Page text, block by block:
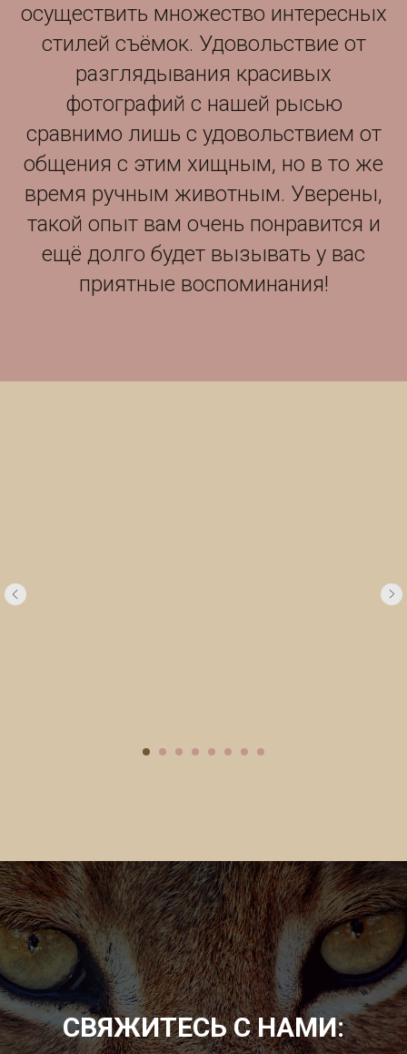
осуществить множество интересных
стилей съёмок. Удовольствие от
разглядывания красивых
фотографий с нашей рысью
сравнимо лишь с удовольствием от
общения с этим хищным, но в то же
время ручным животным. Уверены,
такой опыт вам очень понравится и
ещё долго будет вызывать у вас
приятные воспоминания!
СВЯЖИТЕСЬ С НАМИ: